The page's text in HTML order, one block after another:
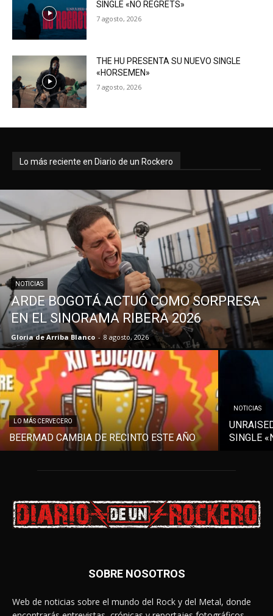
SINGLE «NO REGRETS»
7 agosto, 2026
THE HU PRESENTA SU NUEVO SINGLE
«HORSEMEN»
7 agosto, 2026
Lo más reciente en Diario de un Rockero
NOTICIAS
ARDE BOGOTÁ ACTUÓ COMO SORPRESA
EN EL SINORAMA RIBERA 2026
Gloria de Arriba Blanco - 8 agosto, 2026
LO MÁS CERVECERO
BEERMAD CAMBIA DE RECINTO ESTE AÑO
NOTICIAS
SINGLE
SOBRE NOSOTROS
Web de noticias sobre el mundo del Rock y del Metal, donde